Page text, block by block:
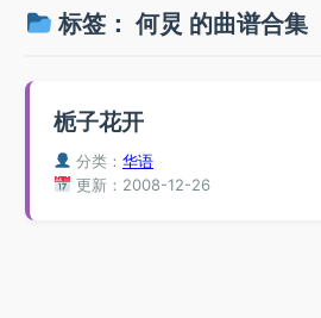
标签：何炅 的曲谱合集
栀子花开
分类：华语
更新：2008-12-26